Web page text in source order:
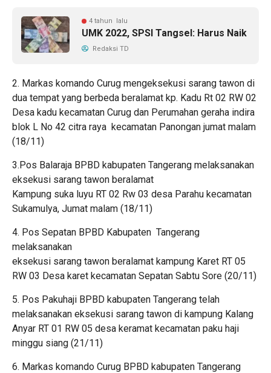
4 tahun lalu
UMK 2022, SPSI Tangsel: Harus Naik
Redaksi TD
2. Markas komando Curug mengeksekusi sarang tawon di
dua tempat yang berbeda beralamat kp. Kadu Rt 02 RW 02
Desa kadu kecamatan Curug dan Perumahan geraha indira
blok L No 42 citra raya kecamatan Panongan jumat malam
(18/11)
3.Pos Balaraja BPBD kabupaten Tangerang melaksanakan
eksekusi sarang tawon beralamat
Kampung suka luyu RT 02 Rw 03 desa Parahu kecamatan
Sukamulya, Jumat malam (18/11)
4. Pos Sepatan BPBD Kabupaten Tangerang
melaksanakan
eksekusi sarang tawon beralamat kampung Karet RT 05
RW 03 Desa karet kecamatan Sepatan Sabtu Sore (20/11)
5. Pos Pakuhaji BPBD kabupaten Tangerang telah
melaksanakan eksekusi sarang tawon di kampung Kalang
Anyar RT 01 RW 05 desa keramat kecamatan paku haji
minggu siang (21/11)
6. Markas komando Curug BPBD kabupaten Tangerang